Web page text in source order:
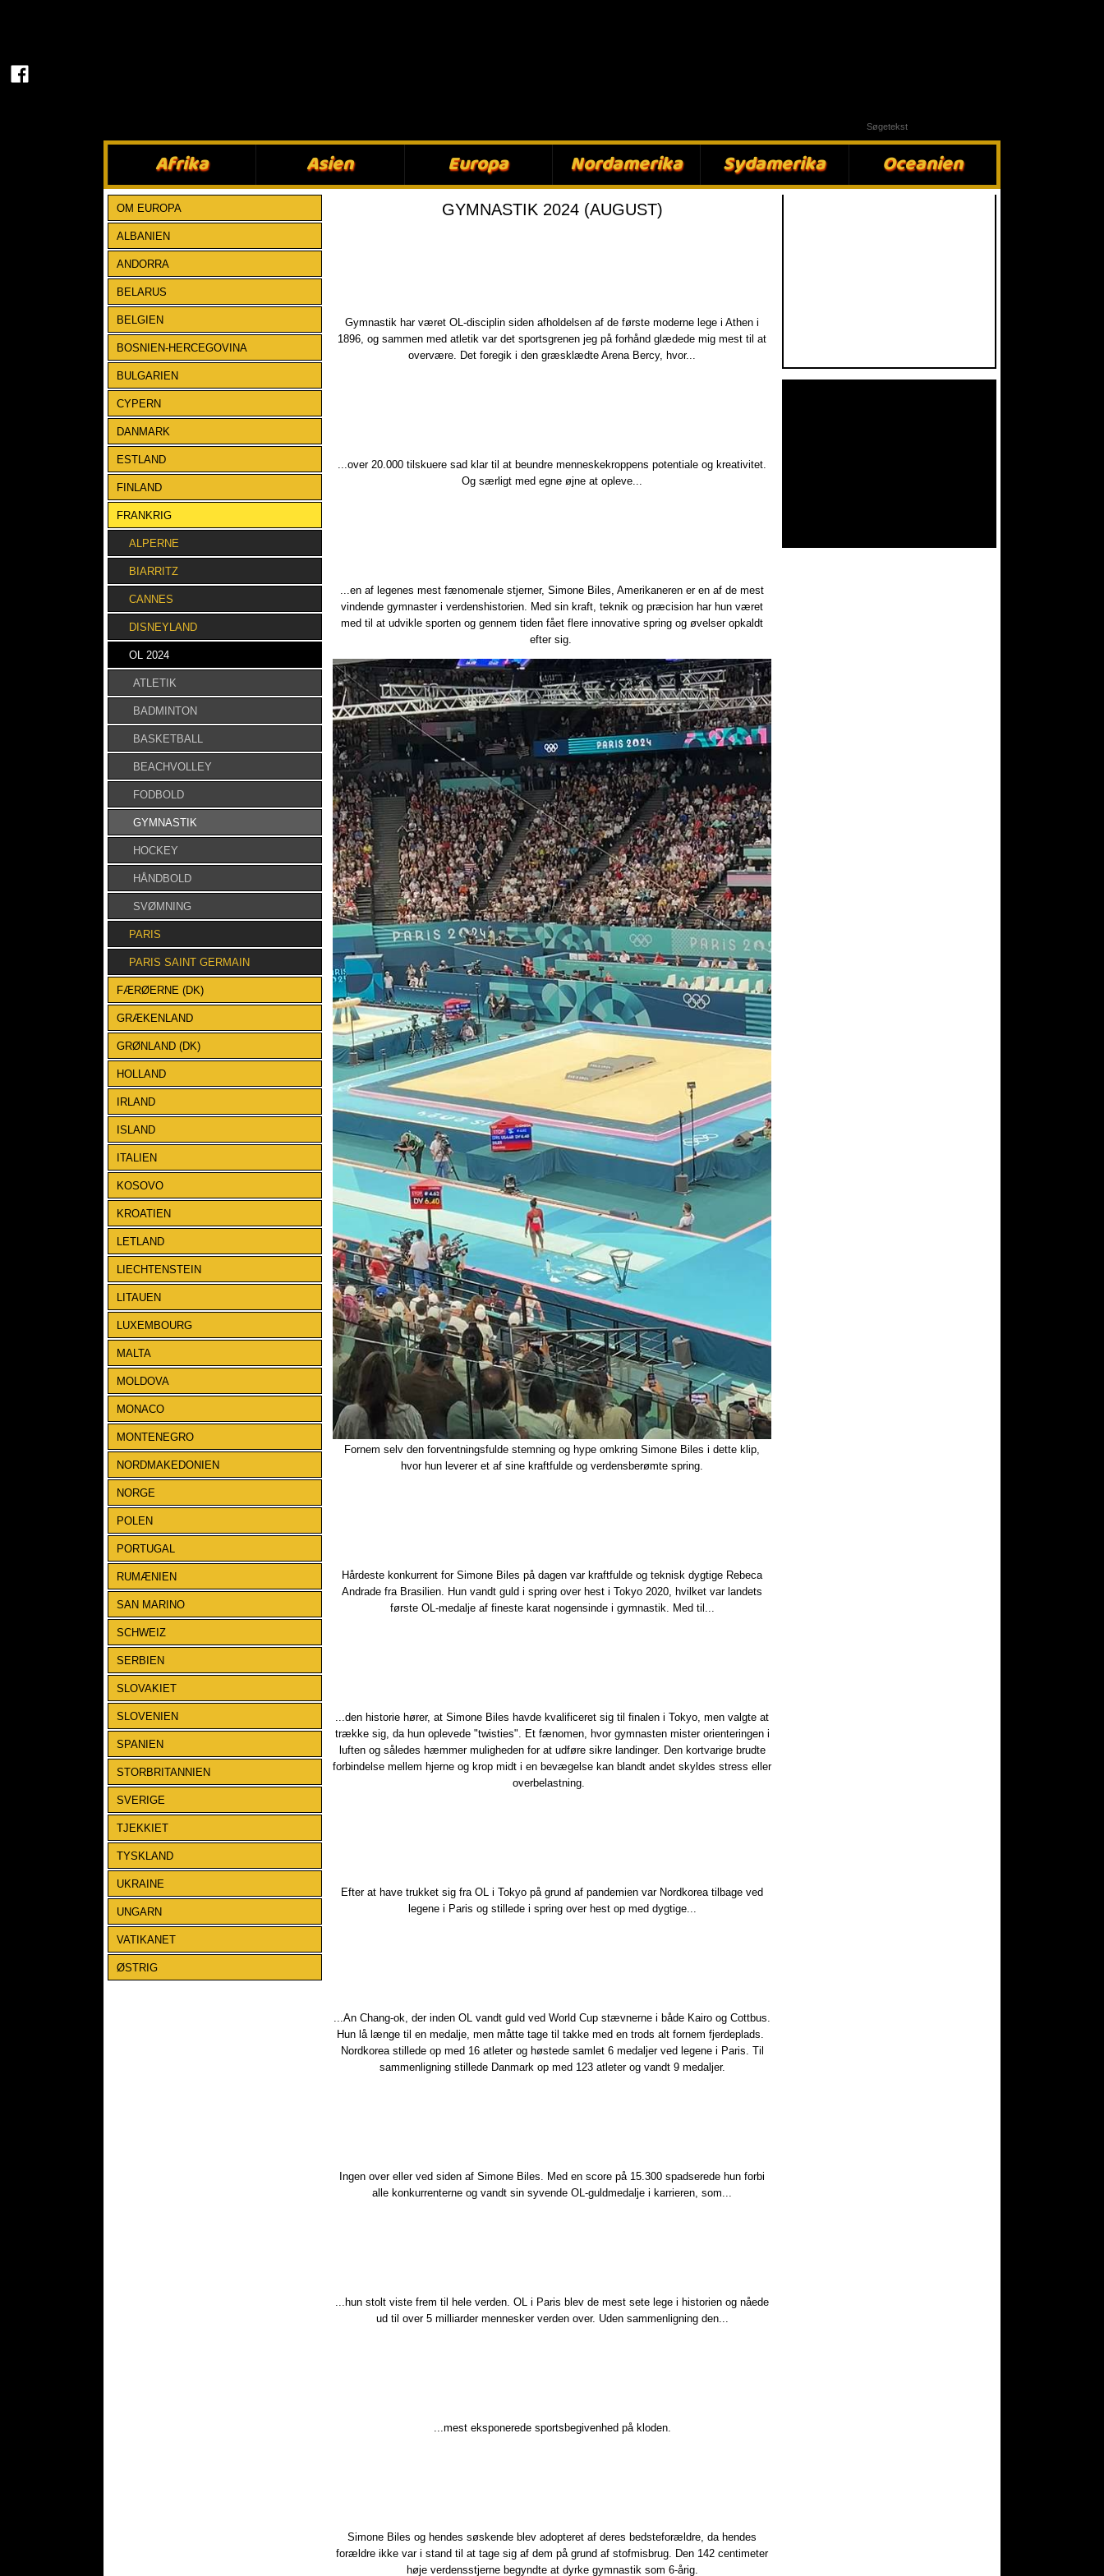
Afrika​ Asien​ Europa​ Nordamerika​ Sydamerika​ Oceanien​
OM EUROPA
ALBANIEN
ANDORRA
BELARUS
BELGIEN
BOSNIEN-HERCEGOVINA
BULGARIEN
CYPERN
DANMARK
ESTLAND
FINLAND
FRANKRIG
ALPERNE
BIARRITZ
CANNES
DISNEYLAND
OL 2024
ATLETIK
BADMINTON
BASKETBALL
BEACHVOLLEY
FODBOLD
GYMNASTIK
HOCKEY
HÅNDBOLD
SVØMNING
PARIS
PARIS SAINT GERMAIN
FÆRØERNE (DK)
GRÆKENLAND
GRØNLAND (DK)
HOLLAND
IRLAND
ISLAND
ITALIEN
KOSOVO
KROATIEN
LETLAND
LIECHTENSTEIN
LITAUEN
LUXEMBOURG
MALTA
MOLDOVA
MONACO
MONTENEGRO
NORDMAKEDONIEN
NORGE
POLEN
PORTUGAL
RUMÆNIEN
SAN MARINO
SCHWEIZ
SERBIEN
SLOVAKIET
SLOVENIEN
SPANIEN
STORBRITANNIEN
SVERIGE
TJEKKIET
TYSKLAND
UKRAINE
UNGARN
VATIKANET
ØSTRIG
GYMNASTIK 2024 (AUGUST)
Gymnastik har været OL-disciplin siden afholdelsen af de første moderne lege i Athen i
1896, og sammen med atletik var det sportsgrenen jeg på forhånd glædede mig mest til at
overvære. Det foregik i den græsklædte Arena Bercy, hvor...
...over 20.000 tilskuere sad klar til at beundre menneskekroppens potentiale og kreativitet.
Og særligt med egne øjne at opleve...
...en af legenes mest fænomenale stjerner, Simone Biles, Amerikaneren er en af de mest
vindende gymnaster i verdenshistorien. Med sin kraft, teknik og præcision har hun været
med til at udvikle sporten og gennem tiden fået flere innovative spring og øvelser opkaldt
efter sig. ​
Fornem selv den forventningsfulde stemning og hype omkring Simone Biles i dette klip,
hvor hun leverer et af sine kraftfulde og verdensberømte spring.​
Hårdeste konkurrent for Simone Biles på dagen var kraftfulde og teknisk dygtige Rebeca
Andrade​ fra Brasilien. Hun vandt guld i spring over hest i Tokyo 2020, hvilket var landets
første OL-medalje af fineste karat nogensinde i gymnastik. Med til...
​...den historie hører, at Simone Biles havde kvalificeret sig til finalen i Tokyo, men valgte at
trække sig, da hun oplevede "twisties". Et fænomen, hvor gymnasten mister orienteringen i
luften og således hæmmer muligheden for at udføre sikre landinger. Den kortvarige brudte
forbindelse mellem hjerne og krop midt i en bevægelse kan blandt andet skyldes stress eller
overbelastning.
​Efter at have trukket sig fra OL i Tokyo på grund af pandemien var Nordkorea tilbage ved
legene i Paris og stillede i spring over hest op med dygtige...
...An Chang-ok​, der inden OL vandt guld ved World Cup stævnerne i både Kairo og Cottbus.
Hun lå længe til en medalje, men måtte tage til takke med en trods alt fornem fjerdeplads. ​
Nordkorea stillede op med 16 atleter og høstede samlet 6 medaljer ved legene i Paris. Til
sammenligning stillede Danmark op med 123 atleter og vandt 9 medaljer.
​Ingen over eller ved siden af Simone Biles. Med en score på 15.300 spadserede hun forbi
alle konkurrenterne og vandt sin syvende OL-guldmedalje i karrieren, som...
...hun stolt viste frem til hele verden. OL i Paris blev de mest sete lege i historien og nåede
ud til over 5 milliarder mennesker verden over. Uden sammenligning den...
...mest eksponerede sportsbegivenhed på kloden.​​
Simone Biles og hendes søskende blev adopteret af deres bedsteforældre, da hendes
forældre ikke var i stand til at tage sig af dem på grund af stofmisbrug. Den 142 centimeter
høje verdensstjerne begyndte at dyrke gymnastik som 6-årig.